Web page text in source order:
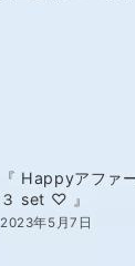
『 Happyアファ
３ set ♡ 』
2023年5月7日